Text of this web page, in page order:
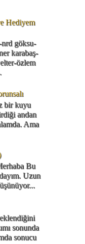
Hediyem
göksu-
karabaş-
özlem
bir kuyu
andan
Ama
Bu
Uzun
sonunda
sonucu